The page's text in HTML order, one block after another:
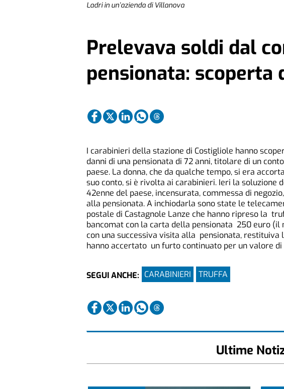
Ladri in un’azienda di Villanova
Prelevava soldi dal
pensionata: scoperta
I carabinieri della stazione di Costigliole hanno
danni di una pensionata di 72 anni, titolare di un
paese. La donna, che da qualche tempo, si era
suo conto, si è rivolta ai carabinieri. Ieri la soluzione
42enne del paese, incensurata, commessa di
alla pensionata. A inchiodarla sono state le
postale di Castagnole Lanze che hanno ripreso la
bancomat con la carta della pensionata 250 euro
con una successiva visita alla pensionata, restituiva
hanno accertato un furto continuato per un valore di
SEGUI ANCHE: CARABINIERI TRUFFA
Ultime